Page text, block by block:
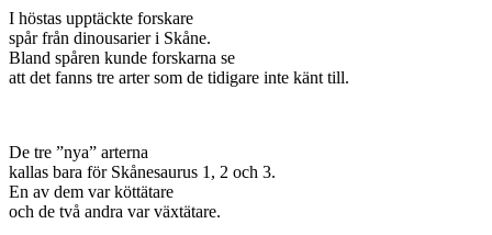
I höstas upptäckte forskare
spår från dinousarier i Skåne.
Bland spåren kunde forskarna se
att det fanns tre arter som de tidigare inte känt till.
De tre ”nya” arterna
kallas bara för Skånesaurus 1, 2 och 3.
En av dem var köttätare
och de två andra var växtätare.